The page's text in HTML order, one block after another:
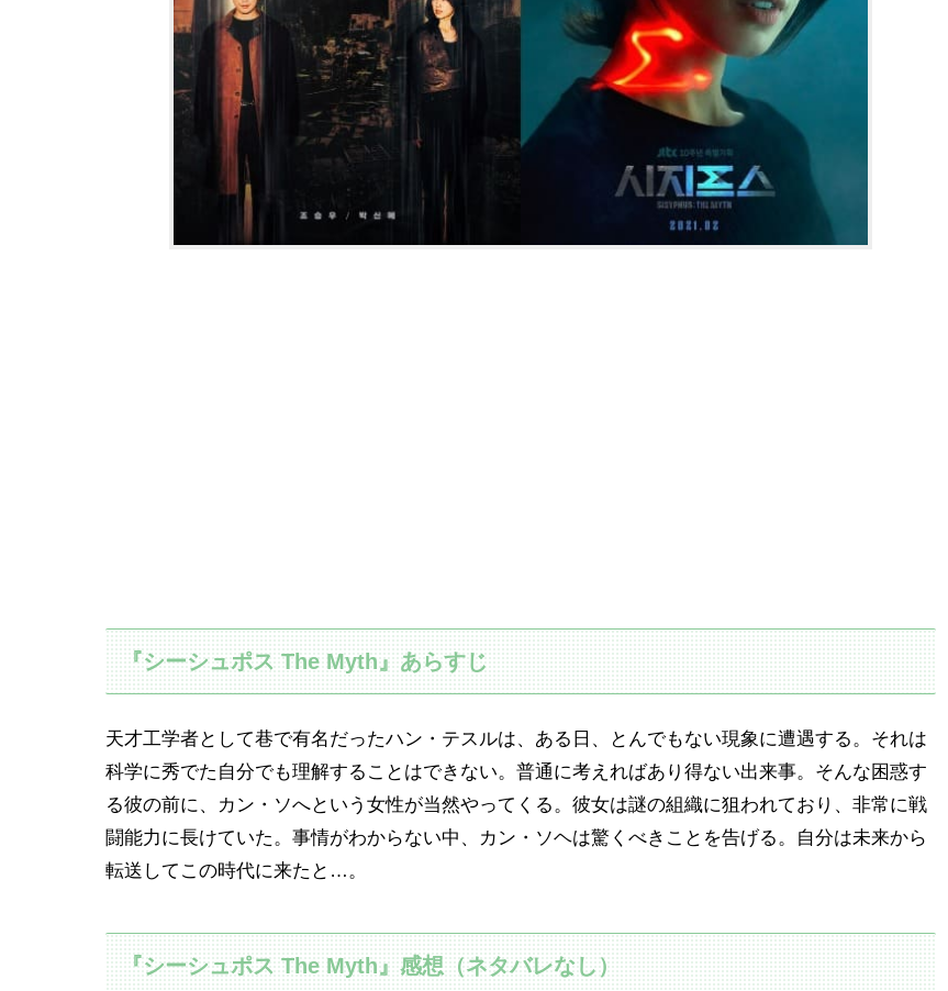
『シーシュポス The Myth』あらすじ
天才工学者として巷で有名だったハン・テスルは、ある日、とんでもない現象に遭遇する。それは
科学に秀でた自分でも理解することはできない。普通に考えればあり得ない出来事。そんな困惑す
る彼の前に、カン・ソへという女性が当然やってくる。彼女は謎の組織に狙われており、非常に戦
闘能力に長けていた。事情がわからない中、カン・ソヘは驚くべきことを告げる。自分は未来から
転送してこの時代に来たと…。
『シーシュポス The Myth』感想（ネタバレなし）